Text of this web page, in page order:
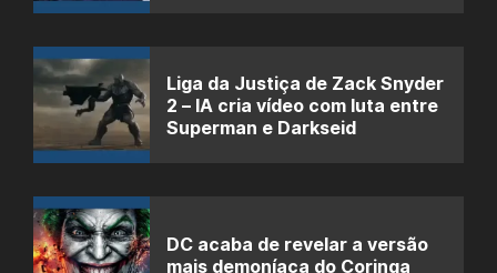
Liga da Justiça de Zack Snyder
2 – IA cria vídeo com luta entre
Superman e Darkseid
DC acaba de revelar a versão
mais demoníaca do Coringa